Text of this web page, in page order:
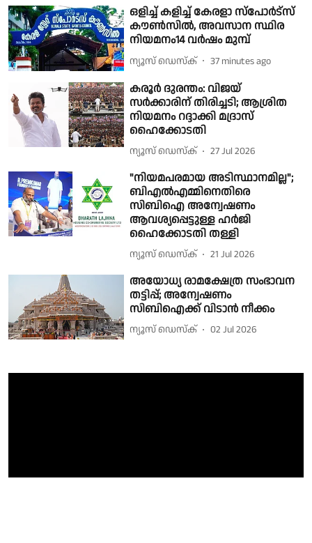
ഒളിച്ച് കളിച്ച് കേരളാ സ്പോർട്സ്
കൗൺസിൽ, അവസാന സ്ഥിര
നിയമനം14 വർഷം മുമ്പ്
ന്യൂസ് ഡെസ്ക് 37 minutes ago
കരൂർ ദുരന്തം: വിജയ്
സര്‍ക്കാരിന് തിരിച്ചടി; ആശ്രിത
നിയമനം റദ്ദാക്കി മദ്രാസ്
ഹൈക്കോടതി
ന്യൂസ് ഡെസ്ക് 27 Jul 2026
"നിയമപരമായ അടിസ്ഥാനമില്ല";
ബിഎൽഎമ്മിനെതിരെ
സിബിഐ അന്വേഷണം
ആവശ്യപ്പെട്ടുള്ള ഹർജി
ഹൈക്കോടതി തള്ളി
ന്യൂസ് ഡെസ്ക് 21 Jul 2026
അയോധ്യ രാമക്ഷേത്ര സംഭാവന
തട്ടിപ്പ്; അന്വേഷണം
സിബിഐക്ക് വിടാന്‍ നീക്കം
ന്യൂസ് ഡെസ്ക് 02 Jul 2026